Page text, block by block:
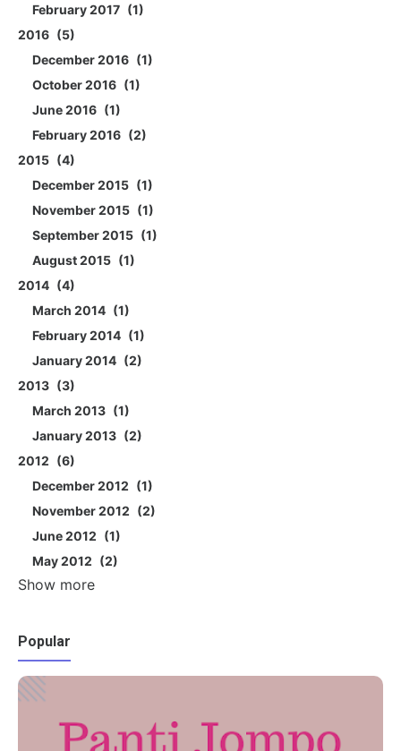
February 2017
1
2016
5
December 2016
1
October 2016
1
June 2016
1
February 2016
2
2015
4
December 2015
1
November 2015
1
September 2015
1
August 2015
1
2014
4
March 2014
1
February 2014
1
January 2014
2
2013
3
March 2013
1
January 2013
2
2012
6
December 2012
1
November 2012
2
June 2012
1
May 2012
2
Show more
Popular